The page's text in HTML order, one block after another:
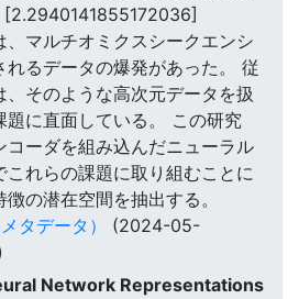
[2.2940141855172036]
、マルチオミクスシークエンシ
れるデータの爆発があった。 従
、そのような高次元データを扱
題に直面している。 この研究
コーダを組み込んだニューラル
これらの課題に取り組むことに
の潜在空間を抽出する。
タデータ）
(2024-05-
Network Representations